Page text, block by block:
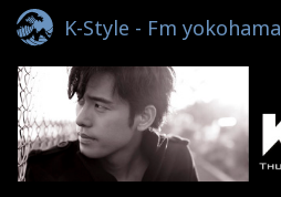
K-Style - Fm yokohama